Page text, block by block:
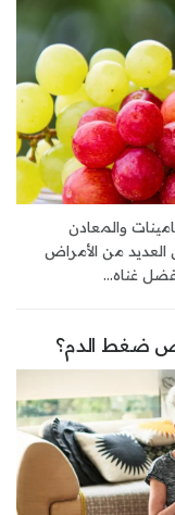
والمعادن
من الأمراض
غناه...
ضغط الدم؟